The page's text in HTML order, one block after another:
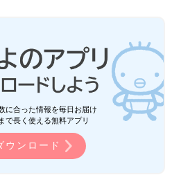
に合った情報を毎日お届け
で長く使える無料アプリ
ウンロード